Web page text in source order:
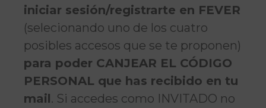
iniciar sesión/registrarte en FEVER
(selecionando uno de los cuatro
posibles accesos que se te proponen)
para poder CANJEAR EL CÓDIGO
PERSONAL que has recibido en tu
mail. Si accedes como INVITADO no